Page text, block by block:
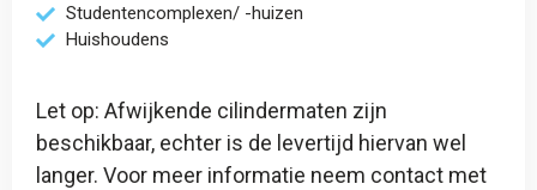
Studentencomplexen/ -huizen
Huishoudens
Let op: Afwijkende cilindermaten zijn
beschikbaar, echter is de levertijd hiervan wel
langer. Voor meer informatie neem contact met